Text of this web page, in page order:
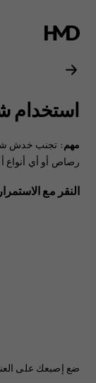
دليل
هاتف
8.1
استخدام
مهم : تجنب خدش
رصاص أو أي أنواع
النقر مع
ضع إصبعك على